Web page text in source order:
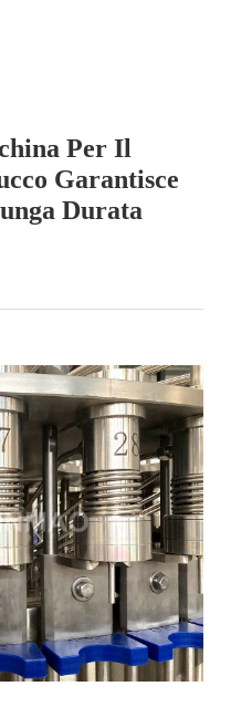
Per Il
Garantisce
Durata